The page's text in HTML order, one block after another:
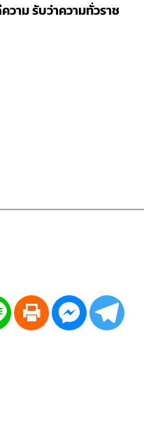
าม รับว่าความทั่วราช